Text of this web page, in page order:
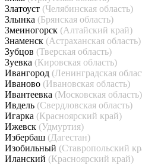
Златоуст (Челябинская область)
Злынка (Брянская область)
Змеиногорск (Алтайский край)
Знаменск (Астраханская область)
Зубцов (Тверская область)
Зуевка (Кировская область)
Ивангород (Ленинградская
Иваново (Ивановская область)
Ивантеевка (Московская область)
Ивдель (Свердловская область)
Игарка (Красноярский край)
Ижевск (Удмуртия)
Избербаш (Дагестан)
Изобильный (Ставропольский
Иланский (Красноярский край)